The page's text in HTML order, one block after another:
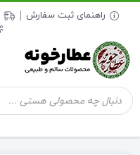
راهنمای ثبت سفارش
جستجوی
محصولات